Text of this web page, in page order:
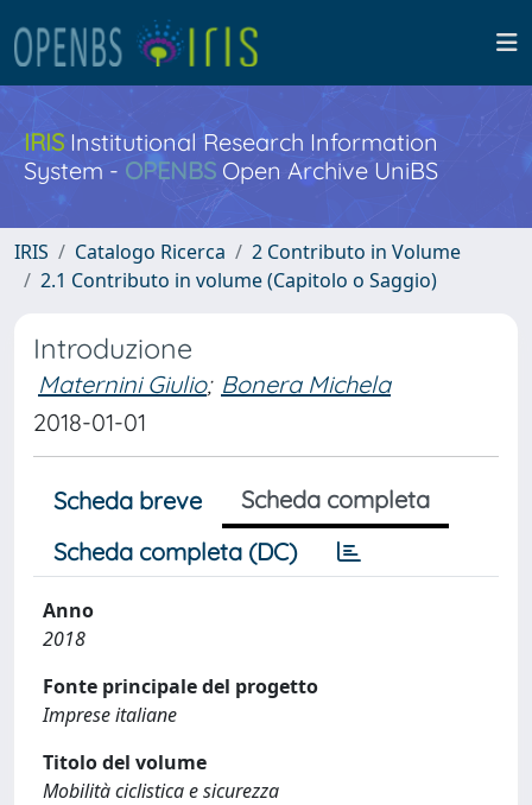
IRISInstitutional Research Information
System - OPENBS Open Archive UniBS
IRIS Catalogo Ricerca
2 Contributo in Volume
2.1 Contributo in volume (Capitolo o Saggio)
Introduzione
Maternini Giulio; Bonera Michela
2018-01-01
Scheda breve
Scheda completa
Scheda completa (DC)
Anno
2018
Fonte principale del progetto
Imprese italiane
Titolo del volume
Mobilità ciclistica e sicurezza